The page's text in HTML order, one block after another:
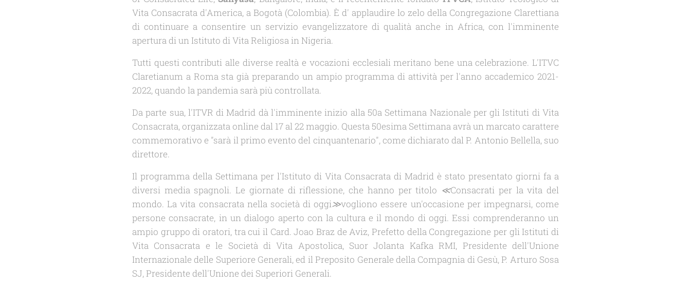
Vita Consacrata d'America, a Bogotà (Colombia). È d' applaudire lo zelo della Congregazione Clarettiana
di continuare a consentire un servizio evangelizzatore di qualità anche in Africa, con l'imminente
apertura di un Istituto di Vita Religiosa in Nigeria.
Tutti questi contributi alle diverse realtà e vocazioni ecclesiali meritano bene una celebrazione. L'ITVC
Claretianum a Roma sta già preparando un ampio programma di attività per l'anno accademico 2021-
2022, quando la pandemia sarà più controllata.
Da parte sua, l'ITVR di Madrid dà l'imminente inizio alla 50a Settimana Nazionale per gli Istituti di Vita
Consacrata, organizzata online dal 17 al 22 maggio. Questa 50esima Settimana avrà un marcato carattere
commemorativo e "sarà il primo evento del cinquantenario", come dichiarato dal P. Antonio Bellella, suo
direttore.
Il programma della Settimana per l'Istituto di Vita Consacrata di Madrid è stato presentato giorni fa a
diversi media spagnoli. Le giornate di riflessione, che hanno per titolo ≪Consacrati per la vita del
mondo. La vita consacrata nella società di oggi≫vogliono essere un'occasione per impegnarsi, come
persone consacrate, in un dialogo aperto con la cultura e il mondo di oggi. Essi comprenderanno un
ampio gruppo di oratori, tra cui il Card. Joao Braz de Aviz, Prefetto della Congregazione per gli Istituti di
Vita Consacrata e le Società di Vita Apostolica, Suor Jolanta Kafka RMI, Presidente dell'Unione
Internazionale delle Superiore Generali, ed il Preposito Generale della Compagnia di Gesù, P. Arturo Sosa
SJ, Presidente dell'Unione dei Superiori Generali.